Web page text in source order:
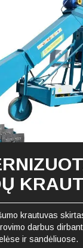
krautuvas
darbus
ir sandėliuose.